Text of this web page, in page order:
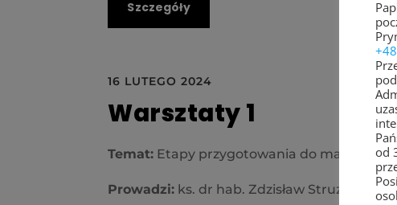
Szczegóły
16 LUTEGO 2024
Warsztaty 1
Temat: Etapy przygotowania do
Prowadzi: ks. dr hab. Zdzisław Struzik, prof.
od